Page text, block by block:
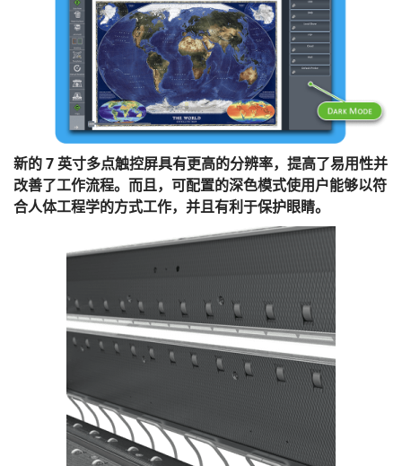
新的 7 英寸多点触控屏具有更高的分辨率，提高了易用性并
改善了工作流程。而且，可配置的深色模式使用户能够以符
合人体工程学的方式工作，并且有利于保护眼睛。